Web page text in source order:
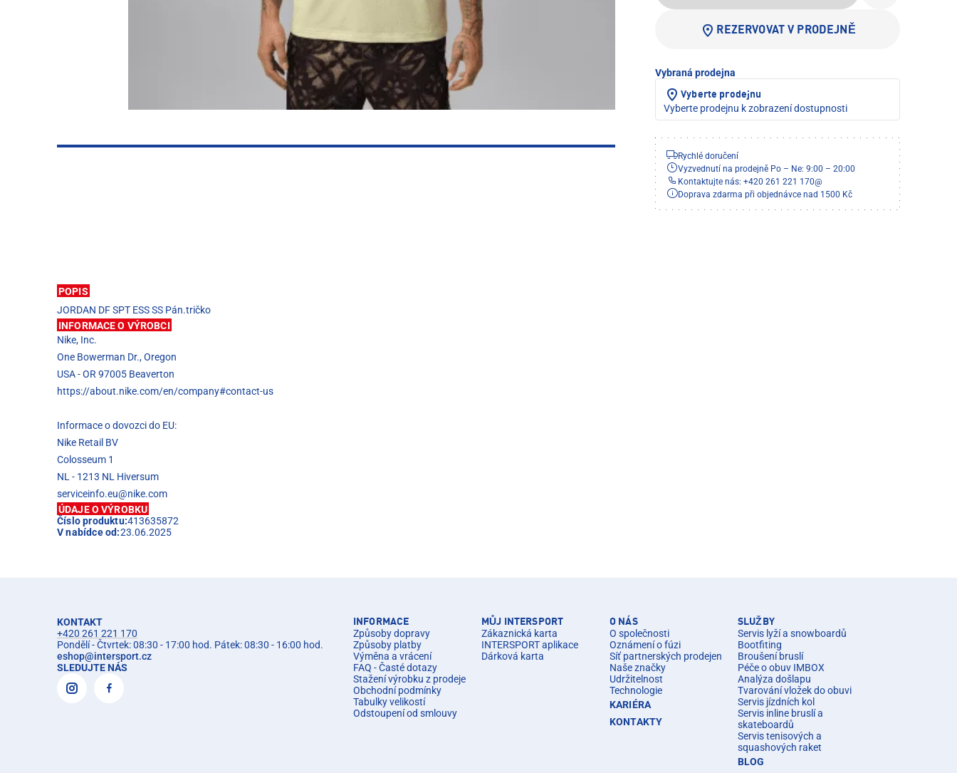
REZERVOVAT V PRODEJNĚ
Vybraná prodejna
Vyberte prodejnu
Vyberte prodejnu k zobrazení dostupnosti
Rychlé doručení
Vyzvednutí na prodejně Po – Ne: 9:00 – 20:00
Kontaktujte nás: +420 261 221 170@
Doprava zdarma při objednávce nad 1500 Kč
POPIS
JORDAN DF SPT ESS SS Pán.tričko
INFORMACE O VÝROBCI
Nike, Inc.
One Bowerman Dr., Oregon
USA - OR 97005 Beaverton
https://about.nike.com/en/company#contact-us
Informace o dovozci do EU:
Nike Retail BV
Colosseum 1
NL - 1213 NL Hiversum
serviceinfo.eu@nike.com
ÚDAJE O VÝROBKU
Číslo produktu:413635872
V nabídce od:23.06.2025
KONTAKT
+420 261 221 170
Pondělí - Čtvrtek: 08:30 - 17:00 hod. Pátek: 08:30 - 16:00 hod.
eshop@intersport.cz
SLEDUJTE NÁS
INFORMACE
Způsoby dopravy
Způsoby platby
Výměna a vrácení
FAQ - Časté dotazy
Stažení výrobku z prodeje
Obchodní podmínky
Tabulky velikostí
Odstoupení od smlouvy
MŮJ INTERSPORT
Zákaznická karta
INTERSPORT aplikace
Dárková karta
O NÁS
O společnosti
Oznámení o fúzi
Síť partnerských prodejen
Naše značky
Udržitelnost
Technologie
KARIÉRA
KONTAKTY
SLUŽBY
Servis lyží a snowboardů
Bootfiting
Broušení bruslí
Péče o obuv IMBOX
Analýza došlapu
Tvarování vložek do obuvi
Servis jízdních kol
Servis inline bruslí a
skateboardů
Servis tenisových a
squashových raket
BLOG